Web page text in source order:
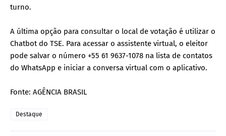
turno.
A última opção para consultar o local de votação é utilizar o
Chatbot do TSE. Para acessar o assistente virtual, o eleitor
pode salvar o número +55 61 9637-1078 na lista de contatos
do WhatsApp e iniciar a conversa virtual com o aplicativo.
Fonte: AGÊNCIA BRASIL
Destaque